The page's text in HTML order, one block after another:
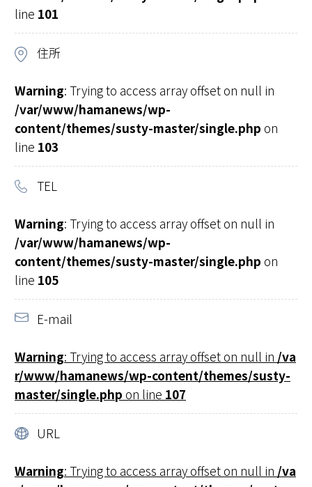
line 101
住所
Warning: Trying to access array offset on null in
/var/www/hamanews/wp-
content/themes/susty-master/single.php on
line 103
TEL
Warning: Trying to access array offset on null in
/var/www/hamanews/wp-
content/themes/susty-master/single.php on
line 105
E-mail
Warning: Trying to access array offset on null in /va
r/www/hamanews/wp-content/themes/susty-
master/single.php on line 107
URL
Warning: Trying to access array offset on null in /va